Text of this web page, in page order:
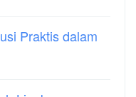
Praktis dalam